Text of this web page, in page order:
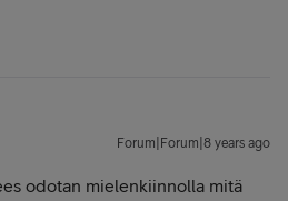
Forum|Forum|8 years ago
odotan mielenkiinnolla mitä